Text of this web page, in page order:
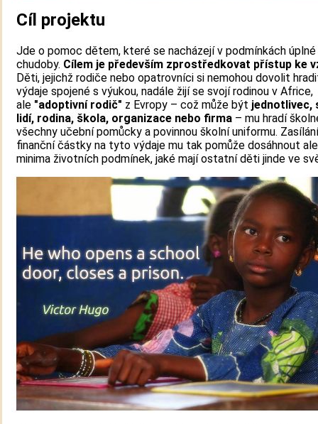
Cíl projektu
Jde o pomoc dětem, které se nacházejí v podmínkách úplné
chudoby. Cílem je především zprostředkovat přístup ke
Děti, jejichž rodiče nebo opatrovníci si nemohou dovolit
výdaje spojené s výukou, nadále žijí se svojí rodinou v Africe,
ale "adoptivní rodič" z Evropy – což může být jednotlivec,
lidí, rodina, škola, organizace nebo firma – mu hradí
všechny učební pomůcky a povinnou školní uniformu.
finanční částky na tyto výdaje mu tak pomůže dosáhnout
minima životních podmínek, jaké mají ostatní děti jinde ve